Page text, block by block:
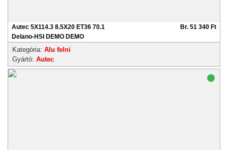
Autec 5X114.3 8.5X20 ET36 70.1
Delano-HSI DEMO DEMO
Br. 51 340 Ft
Kategória: Alu felni
Gyártó: Autec